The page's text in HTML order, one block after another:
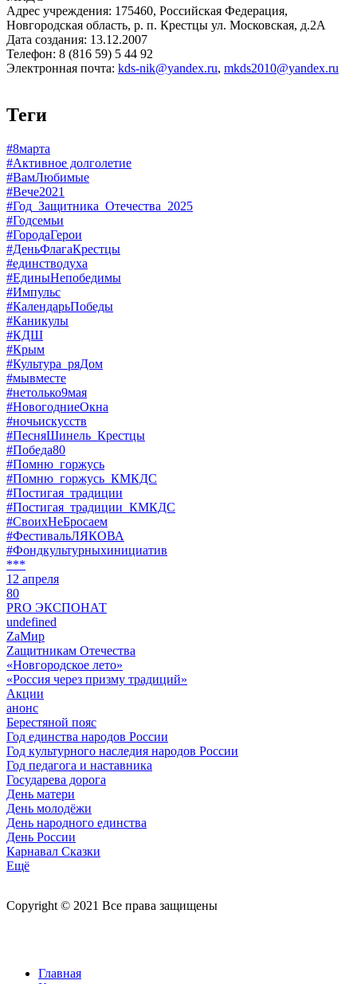
Адрес учреждения: 175460, Российская Федерация,
Новгородская область, р. п. Крестцы ул. Московская, д.2А
Дата создания: 13.12.2007
Телефон: 8 (816 59) 5 44 92
Электронная почта: kds-nik@yandex.ru, mkds2010@yandex.ru
Теги
#8марта
#Активное долголетие
#ВамЛюбимые
#Вече2021
#Год_Защитника_Отечества_2025
#Годсемьи
#ГородаГерои
#ДеньФлагаКрестцы
#единстводуха
#ЕдиныНепобедимы
#Импульс
#КалендарьПобеды
#Каникулы
#КДШ
#Крым
#Культура_ряДом
#мывместе
#нетолько9мая
#НовогодниеОкна
#ночьискусств
#ПесняШинель_Крестцы
#Победа80
#Помню_горжусь
#Помню_горжусь_КМКДС
#Постигая_традиции
#Постигая_традиции_КМКДС
#СвоихНеБросаем
#ФестивальЛЯКОВА
#Фондкультурныхинициатив
***
12 апреля
80
PRO ЭКСПОНАТ
undefined
ZaМир
Zащитникам Отечества
«Новгородское лето»
«Россия через призму традиций»
Акции
анонс
Берестяной пояс
Год единства народов России
Год культурного наследия народов России
Год педагога и наставника
Государева дорога
День матери
День молодёжи
День народного единства
День России
Карнавал Сказки
Ещё
Copyright © 2021 Все права защищены
Главная